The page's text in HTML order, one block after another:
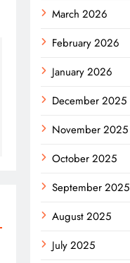
March 2026
February 2026
January 2026
December 2025
November 2025
October 2025
September 2025
August 2025
July 2025